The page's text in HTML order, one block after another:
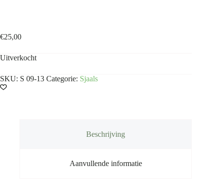
€25,00
Uitverkocht
SKU: S 09-13 Categorie: Sjaals
Beschrijving
Aanvullende informatie